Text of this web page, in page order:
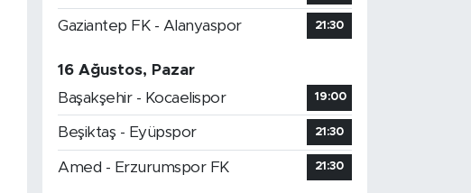
Gaziantep FK - Alanyaspor 21:30
16 Ağustos, Pazar
Başakşehir - Kocaelispor
19:00
Beşiktaş - Eyüpspor 21:30
Amed - Erzurumspor FK 21:30